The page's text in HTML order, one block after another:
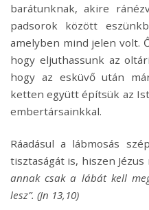
barátunknak, akire
padsorok között
amelyben mind jelen volt.
hogy eljuthassunk az
hogy az esküvő után
ketten együtt építsük az
embertársainkkal.
Ráadásul a lábmosás
tisztaságát is, hiszen Jézus
annak csak a lábát kell
lesz”. (Jn 13,10)